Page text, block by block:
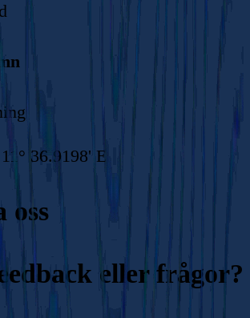
36.9198' E
oss
eller frågor?